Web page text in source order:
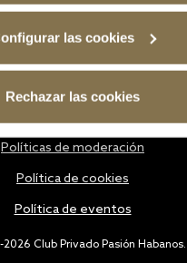
las cookies
Rechazar las cookies
2026 Club Privado Pasión Habanos.
Políticas de moderación
Política de cookies
Política de eventos